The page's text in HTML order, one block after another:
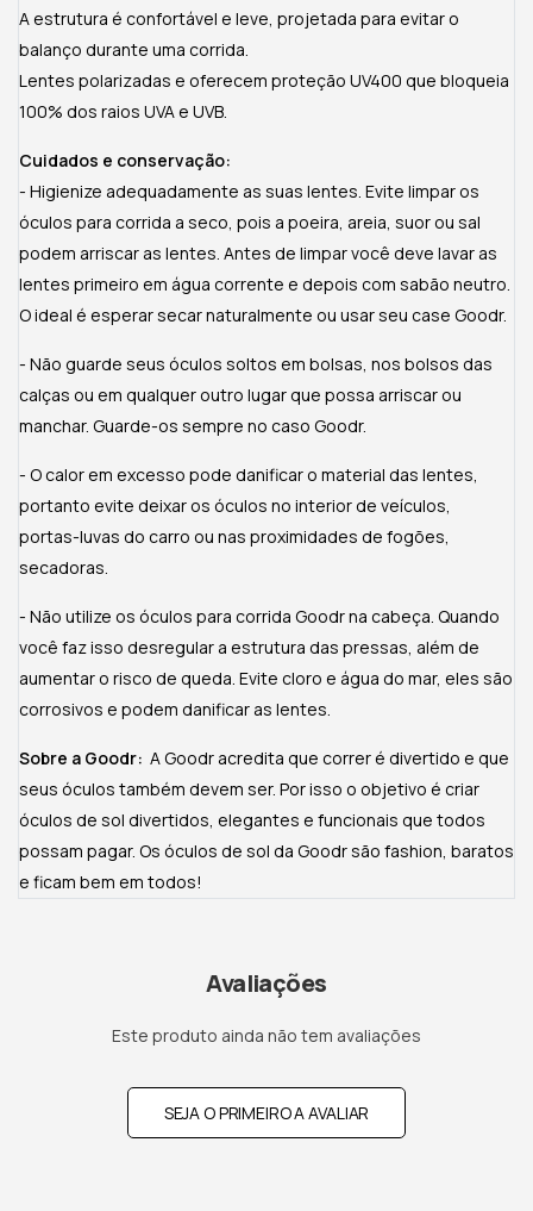
A estrutura é confortável e leve, projetada para evitar o
balanço durante uma corrida.
Lentes polarizadas e oferecem proteção UV400 que bloqueia
100% dos raios UVA e UVB.
Cuidados e conservação:
- Higienize adequadamente as suas lentes. Evite limpar os
óculos para corrida a seco, pois a poeira, areia, suor ou sal
podem arriscar as lentes. Antes de limpar você deve lavar as
lentes primeiro em água corrente e depois com sabão neutro.
O ideal é esperar secar naturalmente ou usar seu case Goodr.
- Não guarde seus óculos soltos em bolsas, nos bolsos das
calças ou em qualquer outro lugar que possa arriscar ou
manchar. Guarde-os sempre no caso Goodr.
- O calor em excesso pode danificar o material das lentes,
portanto evite deixar os óculos no interior de veículos,
portas-luvas do carro ou nas proximidades de fogões,
secadoras.
- Não utilize os óculos para corrida Goodr na cabeça. Quando
você faz isso desregular a estrutura das pressas, além de
aumentar o risco de queda. Evite cloro e água do mar, eles são
corrosivos e podem danificar as lentes.
Sobre a Goodr: A Goodr acredita que correr é divertido e que
seus óculos também devem ser. Por isso o objetivo é criar
óculos de sol divertidos, elegantes e funcionais que todos
possam pagar. Os óculos de sol da Goodr são fashion, baratos
e ficam bem em todos!
Avaliações
Este produto ainda não tem avaliações
SEJA O PRIMEIRO A AVALIAR